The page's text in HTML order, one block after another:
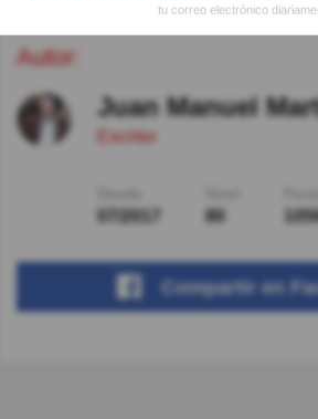
Autor:
Juan Manuel
Escritor
80
Compartir en
tu correo electrónico